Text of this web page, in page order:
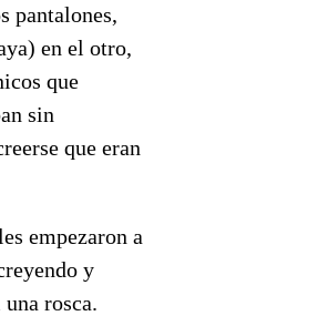
pantalones,
en el otro,
que
sin
que eran
empezaron a
y
rosca.